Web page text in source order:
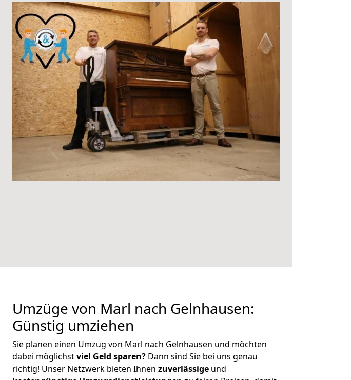
Umzüge von Marl nach Gelnhausen:
Günstig umziehen
Sie planen einen Umzug von Marl nach Gelnhausen und möchten
dabei möglichstviel Geld sparen? Dann sind Sie bei uns genau
richtig! Unser Netzwerk bieten Ihnen zuverlässige und